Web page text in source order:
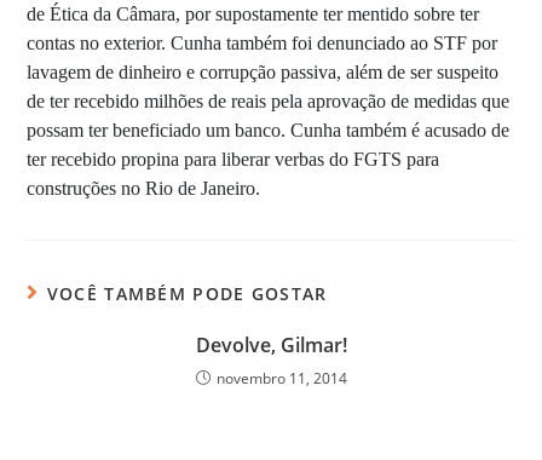
de Ética da Câmara, por supostamente ter mentido sobre ter
contas no exterior. Cunha também foi denunciado ao STF por
lavagem de dinheiro e corrupção passiva, além de ser suspeito
de ter recebido milhões de reais pela aprovação de medidas que
possam ter beneficiado um banco. Cunha também é acusado de
ter recebido propina para liberar verbas do FGTS para
construções no Rio de Janeiro.
VOCÊ TAMBÉM PODE GOSTAR
Devolve, Gilmar!
novembro 11, 2014